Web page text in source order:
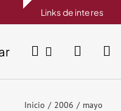
Links de interes
Inicio 2006 mayo